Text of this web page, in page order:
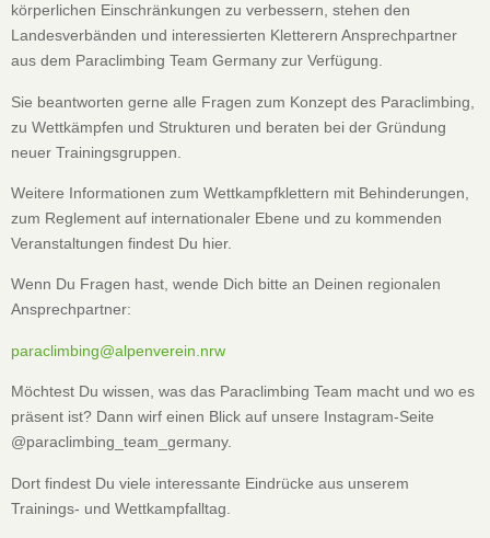
körperlichen Einschränkungen zu verbessern, stehen den
Landesverbänden und interessierten Kletterern Ansprechpartner
aus dem Paraclimbing Team Germany zur Verfügung.
Sie beantworten gerne alle Fragen zum Konzept des Paraclimbing,
zu Wettkämpfen und Strukturen und beraten bei der Gründung
neuer Trainingsgruppen.
Weitere Informationen zum Wettkampfklettern mit Behinderungen,
zum Reglement auf internationaler Ebene und zu kommenden
Veranstaltungen findest Du hier.
Wenn Du Fragen hast, wende Dich bitte an Deinen regionalen
Ansprechpartner:
paraclimbing@alpenverein.nrw
Möchtest Du wissen, was das Paraclimbing Team macht und wo es
präsent ist? Dann wirf einen Blick auf unsere Instagram-Seite
@paraclimbing_team_germany.
Dort findest Du viele interessante Eindrücke aus unserem
Trainings- und Wettkampfalltag.